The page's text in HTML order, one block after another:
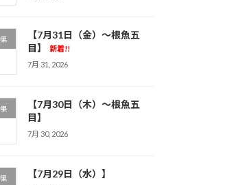
【7月31日（金）～根魚五
目】
新着!!
7月 31, 2026
【7月30日（木）～根魚五
目】
7月 30, 2026
【7月29日（水）】